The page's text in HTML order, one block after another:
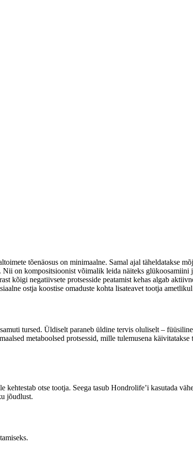
tõenäosus on minimaalne. Samal ajal täheldatakse
Nii on kompositsioonist võimalik leida näiteks
kõigi negatiivsete protsesside peatamist kehas algab
ostja koostise omaduste kohta lisateavet tootja
tursed. Üldiselt paraneb üldine tervis oluliselt –
metaboolsed protsessid, mille tulemusena käivitatakse
otse tootja. Seega tasub Hondrolife’i kasutada
jõudlust.